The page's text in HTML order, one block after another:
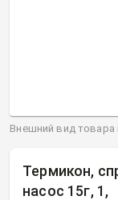
Термикон,
насос 15г, 1 ,
Внешний вид товара